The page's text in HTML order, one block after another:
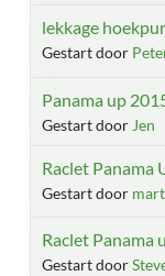
lekkage
Gestart door
Panama up
Gestart door Jen
Raclet Panama
Gestart door
Raclet Panama
Gestart door